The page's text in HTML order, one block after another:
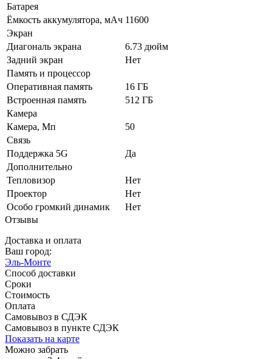
Батарея
Ёмкость аккумулятора, мАч 11600
Экран
Диагональ экрана
6.73 дюйм
Задний экран
Нет
Память и процессор
Оперативная память
16 ГБ
Встроенная память
512 ГБ
Камера
Камера, Мп
50
Связь
Поддержка 5G
Да
Дополнительно
Тепловизор
Нет
Проектор
Нет
Особо громкий динамик
Нет
Отзывы
Доставка и оплата
Ваш город:
Эль-Монте
Способ доставки
Сроки
Стоимость
Оплата
Самовывоз в СДЭК
Самовывоз в пункте СДЭК
Показать на карте
Можно забрать